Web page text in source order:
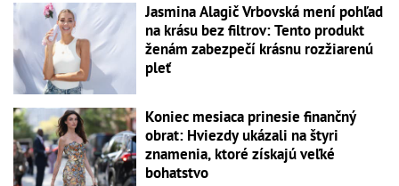
Jasmina Alagič Vrbovská mení pohľad
na krásu bez filtrov: Tento produkt
ženám zabezpečí krásnu rozžiarenú
pleť
Koniec mesiaca prinesie finančný
obrat: Hviezdy ukázali na štyri
znamenia, ktoré získajú veľké
bohatstvo